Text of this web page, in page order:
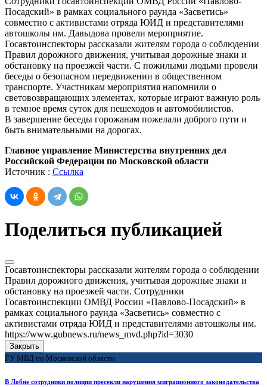
Посадский» в рамках социального раунда «Засветись»
совместно с активистами отряда ЮИД и представителями
автошколы им. Давыдова провели мероприятие.
Госавтоинспекторы рассказали жителям города о соблюдении
Правил дорожного движения, учитывая дорожные знаки и
обстановку на проезжей части. С пожилыми людьми провели
беседы о безопасном передвижении в общественном
транспорте. Участникам мероприятия напомнили о
световозвращающих элементах, которые играют важную роль
в темное время суток для пешеходов и автомобилистов.
В завершение беседы горожанам пожелали доброго пути и
быть внимательными на дорогах.
Главное управление Министерства внутренних дел
Российской Федерации по Московской области
Источник : Ссылка
Поделиться публикацией
Госавтоинспекторы рассказали жителям города о соблюдении
Правил дорожного движения, учитывая дорожные знаки и
обстановку на проезжей части. Сотрудники
Госавтоинспекции ОМВД России «Павлово-Посадский» в
рамках социального раунда «Засветись» совместно с
активистами отряда ЮИД и представителями автошколы им.
https://www.gubnews.ru/news_mvd.php?id=3030
Закрыть
ГУ МВД по Московской области
В Лобне сотрудники полиции пресекли нарушения миграционного законодательства